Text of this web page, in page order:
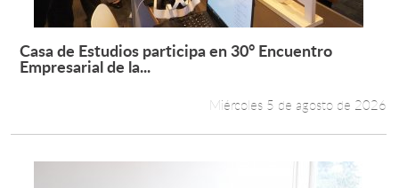
Leer más +
Casa de Estudios participa en 30° Encuentro
Empresarial de la...
Miércoles 5 de agosto de 2026